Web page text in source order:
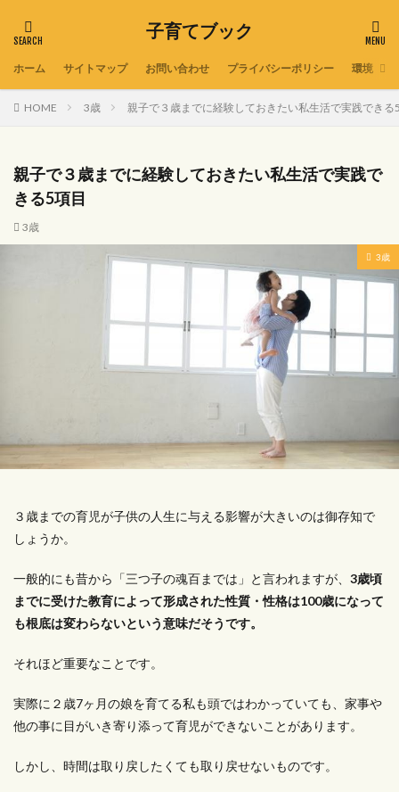
子育てブック
ホーム サイトマップ お問い合わせ プライバシーポリシー 環境
HOME 3歳 親子で３歳までに経験しておきたい私生活で実践できる
親子で３歳までに経験しておきたい私生活で実践で
きる5項目
3歳
3歳
３歳までの育児が子供の人生に与える影響が大きいのは御存知で
しょうか。
一般的にも昔から「三つ子の魂百までは」と言われますが、 3歳頃
までに受けた教育によって形成された性質・性格は100歳になって
も根底は変わらないという意味だそうです。
それほど重要なことです。
実際に２歳7ヶ月の娘を育てる私も頭ではわかっていても、家事や
他の事に目がいき寄り添って育児ができないことがあります。
しかし、時間は取り戻したくても取り戻せないものです。